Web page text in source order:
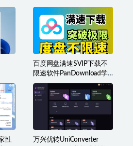
新
百度网盘满速SVIP下载不
限速软件PanDownload学
习网定制版
性
万兴优转UniConverter